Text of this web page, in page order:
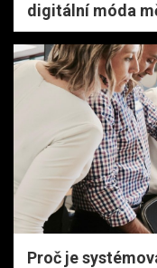
digitální móda
Proč je